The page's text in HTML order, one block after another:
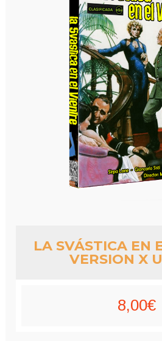
LA SVÁSTICA EN
VERSION X
8,00€